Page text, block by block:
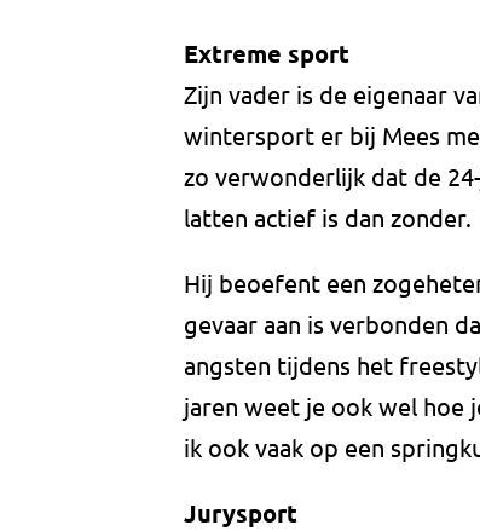
Extreme sport
Zijn vader is de eigenaar
wintersport er bij Mees
zo verwonderlijk dat de
latten actief is dan zonder.
Hij beoefent een
gevaar aan is verbonden
angsten tijdens het
jaren weet je ook wel hoe
ik ook vaak op een
Jurysport